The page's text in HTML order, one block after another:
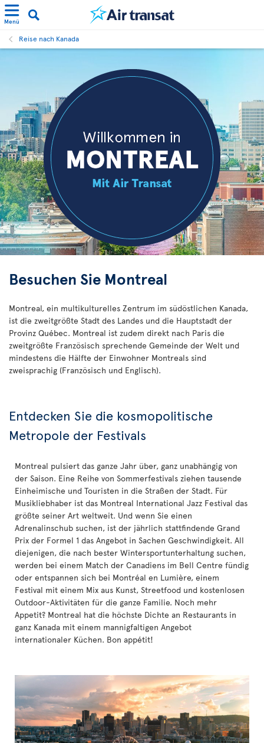
Menü
Reise nach Kanada
Besuchen Sie Montreal
Montreal, ein multikulturelles Zentrum im südöstlichen Kanada,
ist die zweitgrößte Stadt des Landes und die Hauptstadt der
Provinz Québec. Montreal ist zudem direkt nach Paris die
zweitgrößte Französisch sprechende Gemeinde der Welt und
mindestens die Hälfte der Einwohner Montreals sind
zweisprachig (Französisch und Englisch).
Entdecken Sie die kosmopolitische
Metropole der Festivals
Montreal pulsiert das ganze Jahr über, ganz unabhängig von
der Saison. Eine Reihe von Sommerfestivals ziehen tausende
Einheimische und Touristen in die Straßen der Stadt. Für
Musikliebhaber ist das Montreal International Jazz Festival das
größte seiner Art weltweit. Und wenn Sie einen
Adrenalinschub suchen, ist der jährlich stattfindende Grand
Prix der Formel 1 das Angebot in Sachen Geschwindigkeit. All
diejenigen, die nach bester Wintersportunterhaltung suchen,
werden bei einem Match der Canadiens im Bell Centre fündig
oder entspannen sich bei Montréal en Lumière, einem
Festival mit einem Mix aus Kunst, Streetfood und kostenlosen
Outdoor-Aktivitäten für die ganze Familie. Noch mehr
Appetit? Montreal hat die höchste Dichte an Restaurants in
ganz Kanada mit einem mannigfaltigen Angebot
internationaler Küchen. Bon appétit!